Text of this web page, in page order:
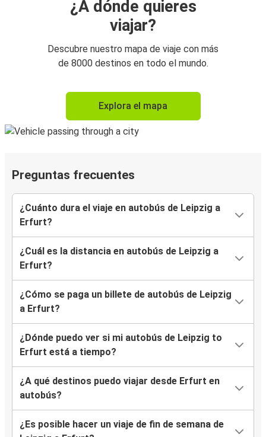
¿A dónde quieres
viajar?
Descubre nuestro mapa de viaje con más
de 8000 destinos en todo el mundo.
Explora el mapa
Preguntas frecuentes
¿Cuánto dura el viaje en autobús de Leipzig a
Erfurt?
¿Cuál es la distancia en autobús de Leipzig a
Erfurt?
¿Cómo se paga un billete de autobús de Leipzig
a Erfurt?
¿Dónde puedo ver si mi autobús de Leipzig to
Erfurt está a tiempo?
¿A qué destinos puedo viajar desde Erfurt en
autobús?
¿Es posible hacer un viaje de fin de semana de